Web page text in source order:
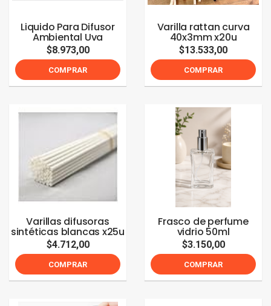
Liquido Para Difusor
Ambiental Uva
$8.973,00
COMPRAR
Varilla rattan curva
40x3mm x20u
$13.533,00
COMPRAR
Varillas difusoras
sintéticas blancas x25u
$4.712,00
COMPRAR
Frasco de perfume
vidrio 50ml
$3.150,00
COMPRAR